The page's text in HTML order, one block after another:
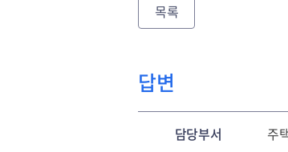
목록
답변
담당부서 주